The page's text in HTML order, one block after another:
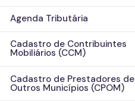
Agenda Tributária
Cadastro de Contribuintes
Mobiliários (CCM)
Cadastro de Prestadores de
Outros Municípios (CPOM)